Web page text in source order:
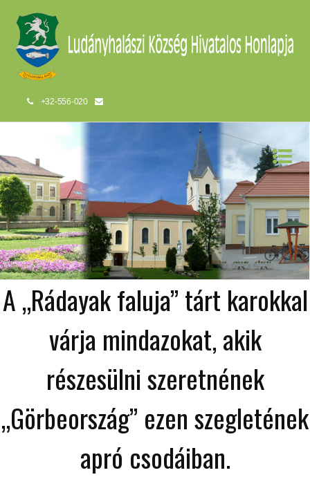
+32-556-020
A „Rádayak faluja” tárt karokkal
várja mindazokat, akik
részesülni szeretnének
„Görbeország” ezen szegletének
apró csodáiban.